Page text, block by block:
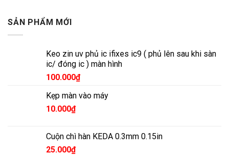
SẢN PHẨM MỚI
Keo zin uv phủ ic ifixes ic9 ( phủ lên sau khi sàn
ic/ đóng ic ) màn hình
100.000₫
Kẹp màn vào máy
10.000₫
Cuộn chì hàn KEDA 0.3mm 0.15in
25.000₫